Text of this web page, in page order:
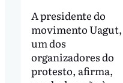
A presidente do
movimento Uagut,
um dos
organizadores do
protesto, afirma,